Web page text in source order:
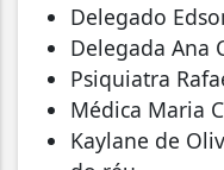
Delegado
Delegada Ana
Psiquiatra
Médica Maria
Kaylane de